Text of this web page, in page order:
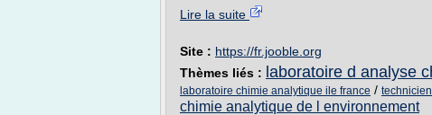
Lire la suite
Site : https://fr.jooble.org
Thèmes liés : laboratoire d analyse
laboratoire chimie analytique ile france /
chimie analytique de l environnement